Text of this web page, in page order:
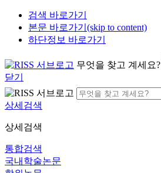
검색 바로가기
본문 바로가기(skip to content)
하단정보 바로가기
무엇을 찾고 계세요?
닫기
상세검색
상세검색
통합검색
국내학술논문